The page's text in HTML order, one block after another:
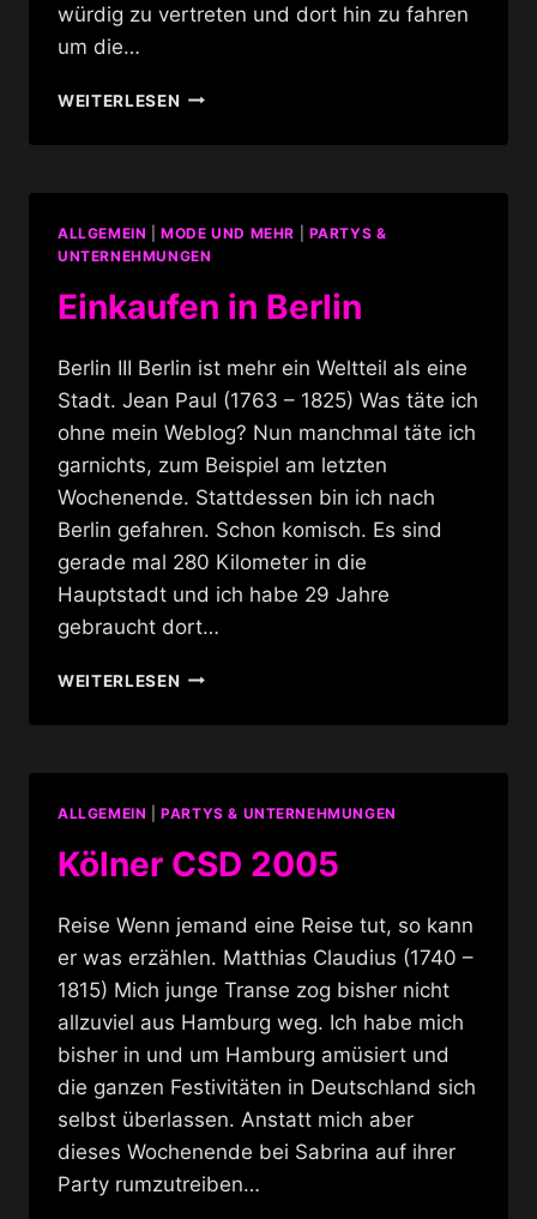
würdig zu vertreten und dort hin zu fahren
um die…
WEITERLESENIDIOTIE
GUTMENSCHENTUM
ALLGEMEIN |MODE UND MEHR
PARTYS &
UNTERNEHMUNGEN
Einkaufen in Berlin
Berlin III Berlin ist mehr ein Weltteil als eine
Stadt. Jean Paul (1763 – 1825) Was täte ich
ohne mein Weblog? Nun manchmal täte ich
garnichts, zum Beispiel am letzten
Wochenende. Stattdessen bin ich nach
Berlin gefahren. Schon komisch. Es sind
gerade mal 280 Kilometer in die
Hauptstadt und ich habe 29 Jahre
gebraucht dort…
WEITERLESENEINKAUFEN
BERLIN
ALLGEMEIN |PARTYS & UNTERNEHMUNGEN
Kölner CSD 2005
Reise Wenn jemand eine Reise tut, so kann
er was erzählen. Matthias Claudius (1740 –
1815) Mich junge Transe zog bisher nicht
allzuviel aus Hamburg weg. Ich habe mich
bisher in und um Hamburg amüsiert und
die ganzen Festivitäten in Deutschland sich
selbst überlassen. Anstatt mich aber
dieses Wochenende bei Sabrina auf ihrer
Party rumzutreiben…